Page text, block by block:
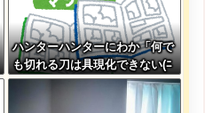
ハンターハンターにわか「何で
も切れる刀は具現化できない(ﾆ
ﾁｯ」←これ